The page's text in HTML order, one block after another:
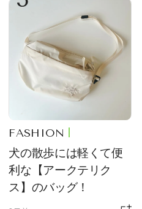
FASHION
犬の散歩には軽くて便
利な【アークテリク
ス】のバッグ！